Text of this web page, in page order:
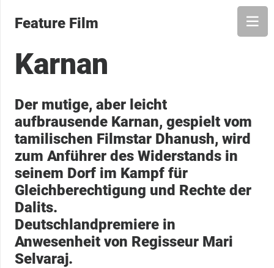
Feature Film
Karnan
Der mutige, aber leicht
aufbrausende Karnan, gespielt vom
tamilischen Filmstar Dhanush, wird
zum Anführer des Widerstands in
seinem Dorf im Kampf für
Gleichberechtigung und Rechte der
Dalits.
Deutschlandpremiere in
Anwesenheit von Regisseur Mari
Selvaraj.